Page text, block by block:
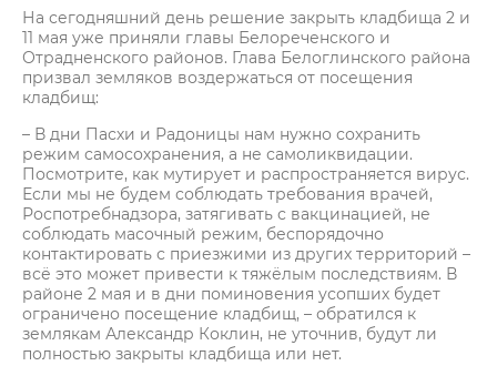
На сегодняшний день решение закрыть кладбища 2 и
11 мая уже приняли главы Белореченского и
Отрадненского районов. Глава Белоглинского района
призвал земляков воздержаться от посещения
кладбищ:
– В дни Пасхи и Радоницы нам нужно сохранить
режим самосохранения, а не самоликвидации.
Посмотрите, как мутирует и распространяется вирус.
Если мы не будем соблюдать требования врачей,
Роспотребнадзора, затягивать с вакцинацией, не
соблюдать масочный режим, беспорядочно
контактировать с приезжими из других территорий –
всё это может привести к тяжёлым последствиям. В
районе 2 мая и в дни поминовения усопших будет
ограничено посещение кладбищ, – обратился к
землякам Александр Коклин, не уточнив, будут ли
полностью закрыты кладбища или нет.